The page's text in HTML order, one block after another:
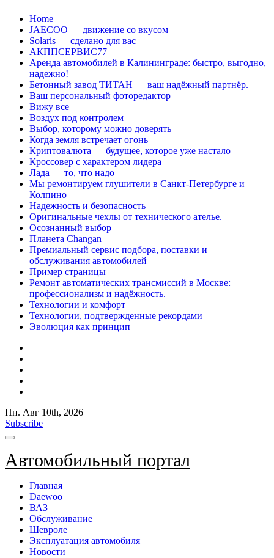
Перейти
содержанию
Home
JAECOO — движение со вкусом
Solaris — сделано для вас
АКППСЕРВИС77
Аренда автомобилей в Калининграде: быстро, выгодно,
надежно!
Бетонный завод ТИТАН — ваш надёжный партнёр.
Ваш персональный фоторедактор
Вижу все
Воздух под контролем
Выбор, которому можно доверять
Когда земля встречает огонь
Криптовалюта — будущее, которое уже настало
Кроссовер с характером лидера
Лада — то, что надо
Мы ремонтируем глушители в Санкт-Петербурге и
Колпино
Надежность и безопасность
Оригинальные чехлы от технического ателье.
Осознанный выбор
Планета Changan
Премиальный сервис подбора, поставки и
обслуживания автомобилей
Пример страницы
Ремонт автоматических трансмиссий в Москве:
профессионализм и надёжность.
Технологии и комфорт
Технологии, подтвержденные рекордами
Эволюция как принцип
Пн. Авг 10th, 2026
Subscribe
Автомобильный портал
Главная
Daewoo
ВАЗ
Обслуживание
Шевроле
Эксплуатация автомобиля
Новости